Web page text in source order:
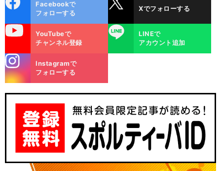
ok
Facebookで
フォローする
Xでフォローする
YouTubeで
チャンネル登録
LINE
LINEで
アカウント追加
m
Instagramで
フォローする